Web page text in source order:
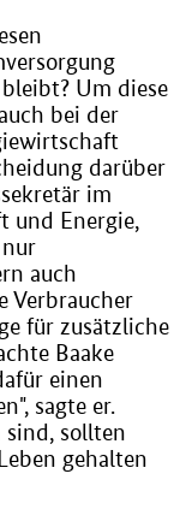
Um diese
bei der
darüber
im
und Energie,
auch
Verbraucher
für zusätzliche
Baake
einen
sagte er.
sollten
gehalten